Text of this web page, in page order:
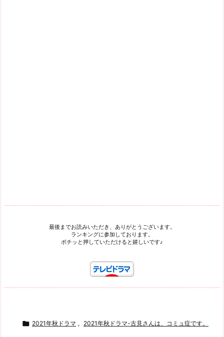
最後までお読みいただき、ありがとうございます。
ランキングに参加しております。
ポチッと押していただけると嬉しいです♪
 2021年秋ドラマ , 2021年秋ドラマ-古見さんは、コミュ症です。